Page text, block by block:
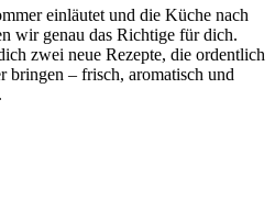
einläutet und die Küche nach
wir genau das Richtige für dich.
zwei neue Rezepte, die ordentlich
bringen – frisch, aromatisch und